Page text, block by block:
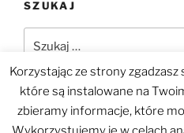
SZUKAJ
Korzystając ze strony
które są instalowane na
zbieramy informacje, które